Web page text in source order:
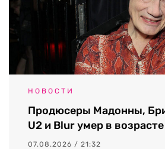
НОВОСТИ
Продюсеры Мадонны,
U2 и Blur умер в
07.08.2026 / 21:32